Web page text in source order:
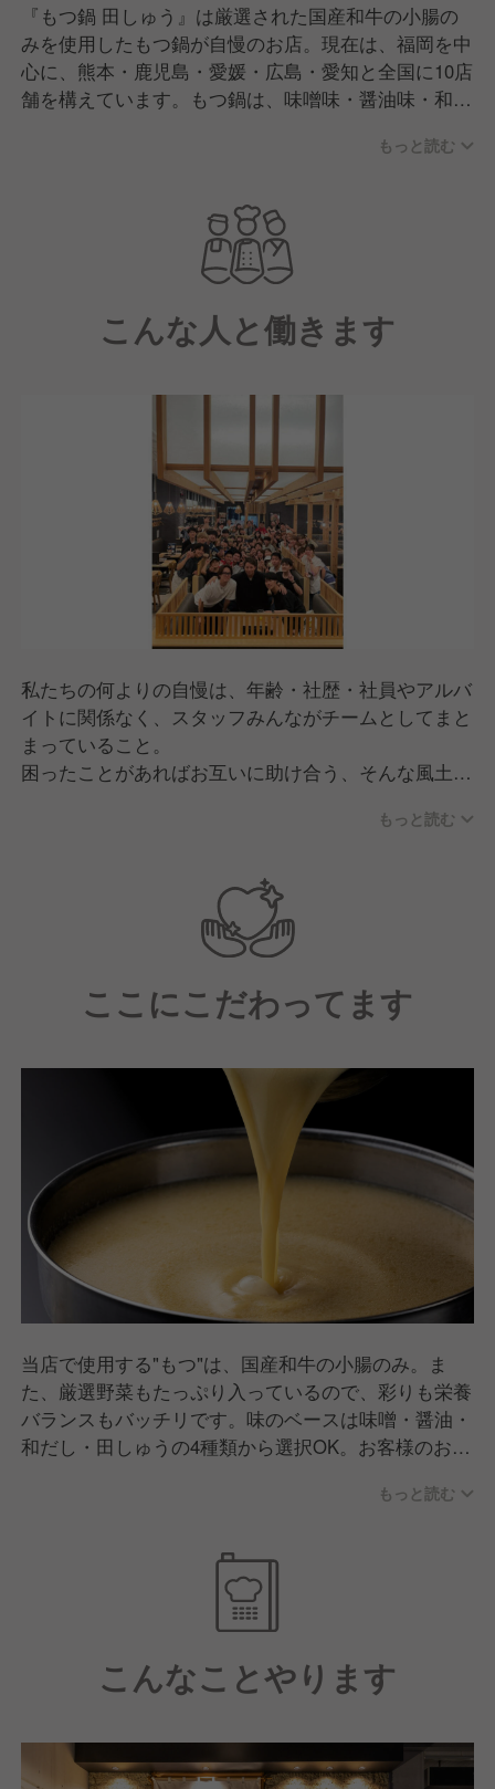
『もつ鍋 田しゅう』は厳選された国産和牛の小腸の
みを使用したもつ鍋が自慢のお店。現在は、福岡を中
心に、熊本・鹿児島・愛媛・広島・愛知と全国に10店
舗を構えています。もつ鍋は、味噌味・醤油味・和だ
抜いた新鮮野菜が、お鍋の旨みをさらに引き立てま
ご家庭で本場・博多の味を気軽にお楽しみいただいて
もっと読む
こんな人と働きます
私たちの何よりの自慢は、年齢・社歴・社員やアルバ
イトに関係なく、スタッフみんながチームとしてまと
まっていること。
困ったことがあればお互いに助け合う、そんな風土が
少しお疲れ気味だった店長に対し、スタッフが「私た
をかけた…ということが実際にありました。
そんなあたたかく優しい雰囲気の会社です。
もっと読む
ここにこだわってます
当店で使用する"もつ"は、国産和牛の小腸のみ。ま
た、厳選野菜もたっぷり入っているので、彩りも栄養
バランスもバッチリです。味のベースは味噌・醤油・
和だし・田しゅうの4種類から選択OK。お客様のお好
に人気なのがチーズリゾットやちゃんぽん。最後まで
もっと読む
こんなことやります